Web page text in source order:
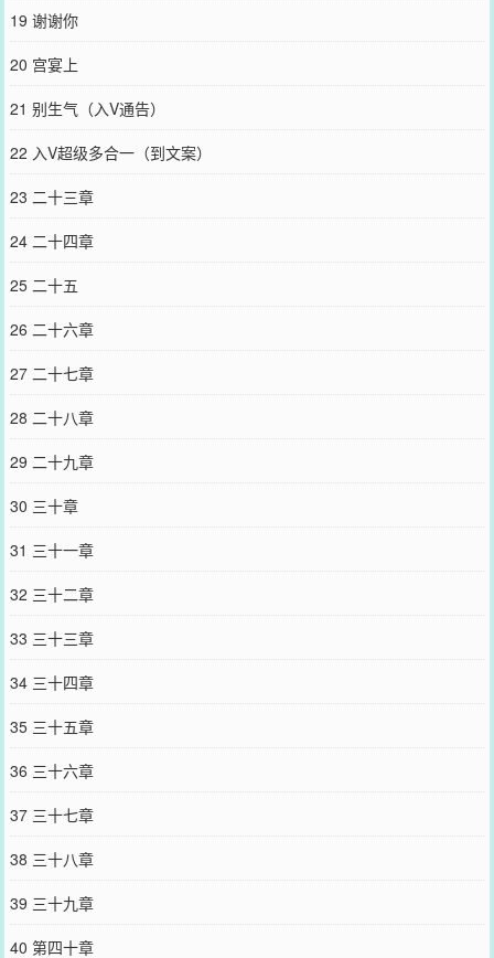
19 谢谢你
20 宫宴上
21 别生气（入V通告）
22 入V超级多合一（到文案）
23 二十三章
24 二十四章
25 二十五
26 二十六章
27 二十七章
28 二十八章
29 二十九章
30 三十章
31 三十一章
32 三十二章
33 三十三章
34 三十四章
35 三十五章
36 三十六章
37 三十七章
38 三十八章
39 三十九章
40 第四十章